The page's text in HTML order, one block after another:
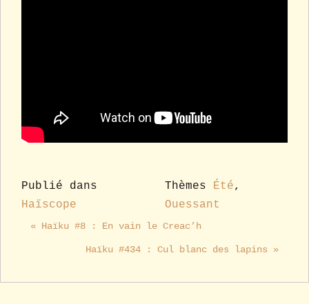
Publié dans
Haïscope
Thèmes Été,
Ouessant
« Haïku #8 : En vain le Creac’h
Haïku #434 : Cul blanc des lapins »